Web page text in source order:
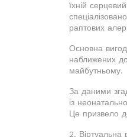
їхній
раптових
Основна
наближених
майбутньому.
За даними
із
Це призвело
2. Віртуальна